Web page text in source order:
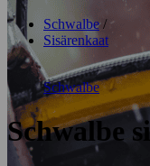
Schwalbe
Sisärenkaat
Schwalbe
Schwalbe